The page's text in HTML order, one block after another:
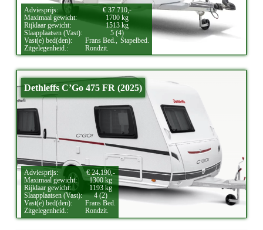
Adviesprijs:
€ 37.710,-
Maximaal gewicht:
1700 kg
Rijklaar gewicht:
1513 kg
Slaapplaatsen (Vast):
5 (4)
Vast(e) bed(den):
Frans Bed., Stapelbed.
Zitgelegenheid.:
Rondzit.
Dethleffs C’Go 475 FR (2025)
Adviesprijs:
€ 24.190,-
Maximaal gewicht:
1300 kg
Rijklaar gewicht:
1193 kg
Slaapplaatsen (Vast):
4 (2)
Vast(e) bed(den):
Frans Bed.
Zitgelegenheid.:
Rondzit.